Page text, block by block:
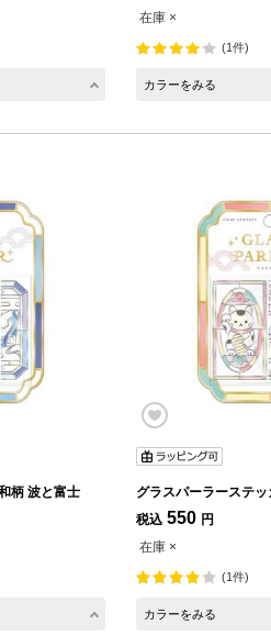
在庫 ×
(1件)
カラーをみる
グラスパーラーステッカー 和柄 波と富士
税込 550 円
在庫 ×
(1件)
カラーをみる